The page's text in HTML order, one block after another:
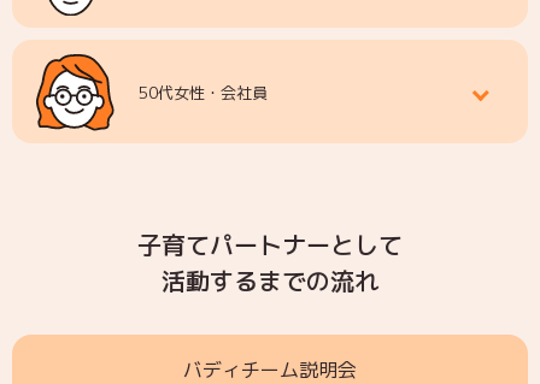
50代女性・会社員
子育てパートナーとして
活動するまでの流れ
バディチーム説明会